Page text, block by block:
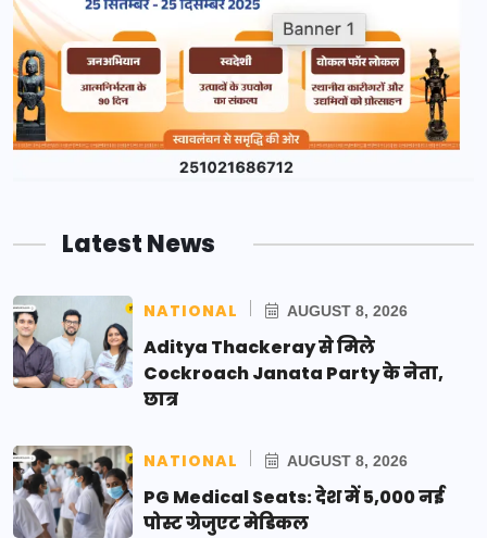
Latest News
NATIONAL AUGUST 8, 2026
Aditya Thackeray से मिले
Cockroach Janata Party के नेता,
छात्र
NATIONAL AUGUST 8, 2026
PG Medical Seats: देश में 5,000 नई
पोस्ट ग्रेजुएट मेडिकल